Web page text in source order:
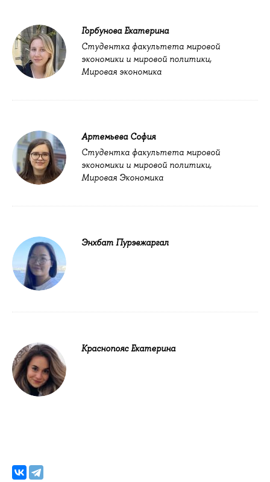
Горбунова Екатерина
Студентка факультета мировой
экономики и мировой политики,
Мировая экономика
Артемьева София
Студентка факультета мировой
экономики и мировой политики,
Мировая Экономика
Энхбат Пурэвжаргал
Краснопояс Екатерина